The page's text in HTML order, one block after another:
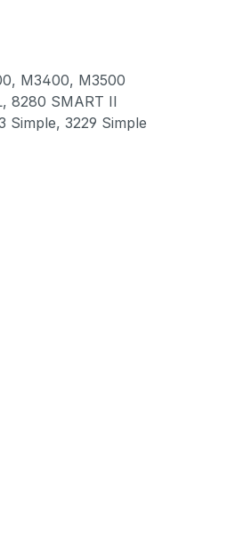
M3400, M3500
SMART II
3229 Simple